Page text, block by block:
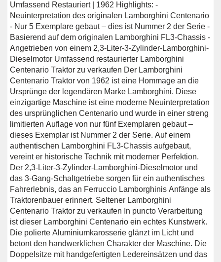
Umfassend Restauriert | 1962 Highlights: -
Neuinterpretation des originalen Lamborghini Centenario
- Nur 5 Exemplare gebaut – dies ist Nummer 2 der Serie -
Basierend auf dem originalen Lamborghini FL3-Chassis -
Angetrieben von einem 2,3-Liter-3-Zylinder-Lamborghini-
Dieselmotor Umfassend restaurierter Lamborghini
Centenario Traktor zu verkaufen Der Lamborghini
Centenario Traktor von 1962 ist eine Hommage an die
Ursprünge der legendären Marke Lamborghini. Diese
einzigartige Maschine ist eine moderne Neuinterpretation
des ursprünglichen Centenario und wurde in einer streng
limitierten Auflage von nur fünf Exemplaren gebaut –
dieses Exemplar ist Nummer 2 der Serie. Auf einem
authentischen Lamborghini FL3-Chassis aufgebaut,
vereint er historische Technik mit moderner Perfektion.
Der 2,3-Liter-3-Zylinder-Lamborghini-Dieselmotor und
das 3-Gang-Schaltgetriebe sorgen für ein authentisches
Fahrerlebnis, das an Ferruccio Lamborghinis Anfänge als
Traktorenbauer erinnert. Seltener Lamborghini
Centenario Traktor zu verkaufen In puncto Verarbeitung
ist dieser Lamborghini Centenario ein echtes Kunstwerk.
Die polierte Aluminiumkarosserie glänzt im Licht und
betont den handwerklichen Charakter der Maschine. Die
Doppelsitze mit handgefertigten Ledereinsätzen und das